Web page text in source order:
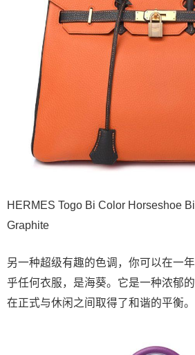
HERMES Togo Bi Color Horseshoe
Graphite
另一种超级有趣的色调，你可以在一
乎任何衣服，是海葵。它是一种浓郁
在正式与休闲之间取得了和谐的平衡。